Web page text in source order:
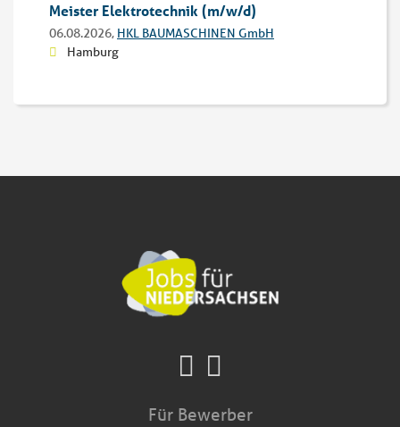
Meister Elektrotechnik (m/w/d)
06.08.2026, HKL BAUMASCHINEN GmbH
Hamburg
Für Bewerber